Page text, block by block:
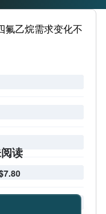
氟乙烷需求变化不
读